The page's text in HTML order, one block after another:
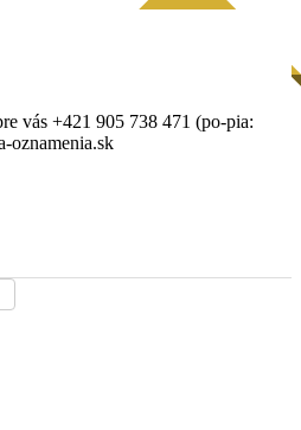
vás +421 905 738 471 (po-pia:
oznamenia.sk